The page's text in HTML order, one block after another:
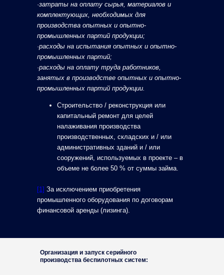
·затраты на оплату сырья, материалов и
комплектующих, необходимых для
производства опытных и опытно-
промышленных партий продукции;
·расходы на испытания опытных и опытно-
промышленных партий;
·расходы на оплату труда работников,
занятых в производстве опытных и опытно-
промышленных партий продукции.
Строительство / реконструкция или
капитальный ремонт для целей
налаживания производства
производственных, складских и / или
административных зданий и / или
сооружений, используемых в проекте – в
объеме не более 50 % от суммы займа.
[1] За исключением приобретения
промышленного оборудования по договорам
финансовой аренды (лизинга).
Организация и запуск серийного
производства беспилотных систем: